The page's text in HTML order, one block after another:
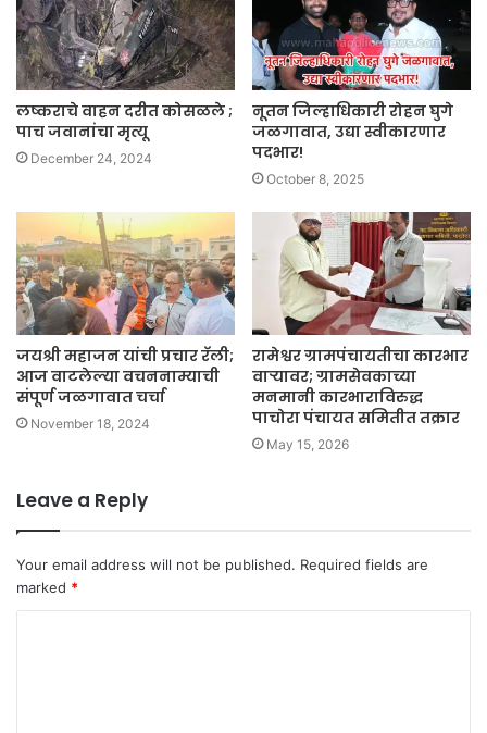
लष्कराचे वाहन दरीत कोसळले ;
पाच जवानांचा मृत्यू
December 24, 2024
नूतन जिल्हाधिकारी रोहन घुगे
जळगावात, उद्या स्वीकारणार
पदभार!
October 8, 2025
जयश्री महाजन यांची प्रचार रॅली;
आज वाटलेल्या वचननाम्याची
संपूर्ण जळगावात चर्चा
November 18, 2024
रामेश्वर ग्रामपंचायतीचा कारभार
वाऱ्यावर; ग्रामसेवकाच्या
मनमानी कारभाराविरुद्ध
पाचोरा पंचायत समितीत तक्रार
May 15, 2026
Leave a Reply
Your email address will not be published. Required fields are
marked *